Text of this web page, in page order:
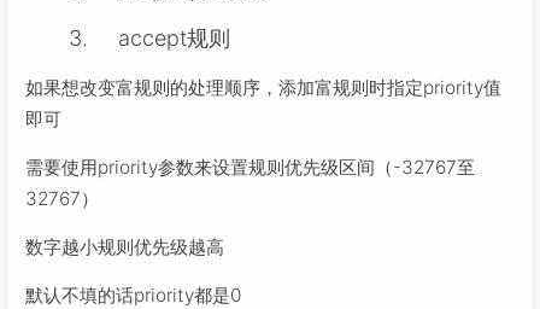
3. accept规则
如果想改变富规则的处理顺序，添加富规则时指定priority值
即可
需要使用priority参数来设置规则优先级区间（-32767至
32767）
数字越小规则优先级越高
默认不填的话priority都是0